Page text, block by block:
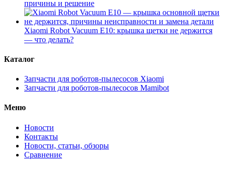
причины и решение
Xiaomi Robot Vacuum E10: крышка щетки не держится
— что делать?
Каталог
Запчасти для роботов-пылесосов Xiaomi
Запчасти для роботов-пылесосов Mamibot
Меню
Новости
Контакты
Новости, статьи, обзоры
Сравнение